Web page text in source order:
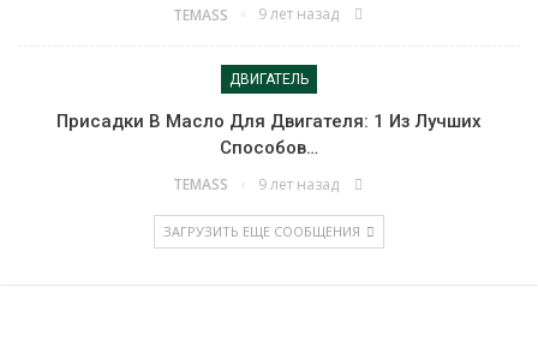
TEMASS 9 лет назад
ДВИГАТЕЛЬ
Присадки В Масло Для Двигателя: 1 Из Лучших
Способов…
TEMASS 9 лет назад
ЗАГРУЗИТЬ ЕЩЕ СООБЩЕНИЯ